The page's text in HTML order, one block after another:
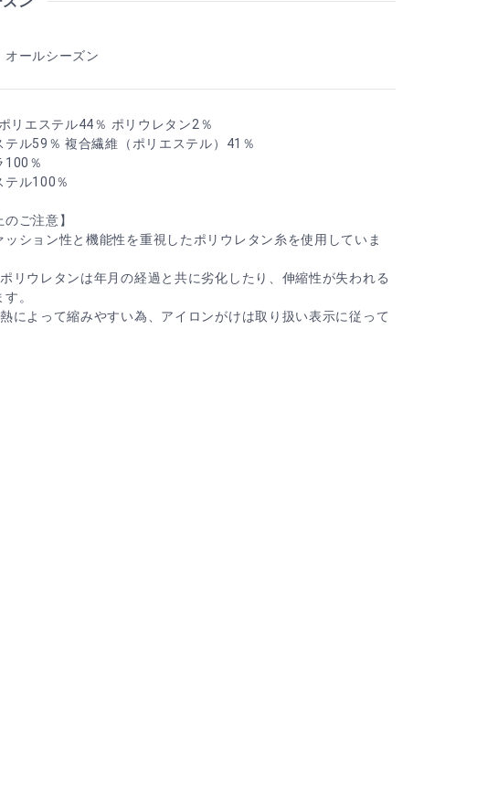
オールシーズン
リエステル44％ ポリウレタン2％
テル59％ 複合繊維（ポリエステル）41％
100％
テル100％
のご注意】
ッション性と機能性を重視したポリウレタン糸を使用していま
リウレタンは年月の経過と共に劣化したり、伸縮性が失われる
。
によって縮みやすい為、アイロンがけは取り扱い表示に従って